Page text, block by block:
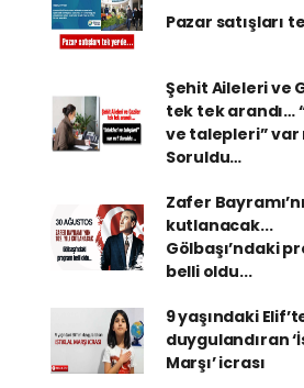
Pazar satışları
Şehit Aileleri ve
tek tek arandı…
ve talepleri” var
Soruldu…
Zafer
kutlanacak...
Gölbaşı’ndaki
belli oldu...
9 yaşındaki
duygulandıran
Marşı’ icrası